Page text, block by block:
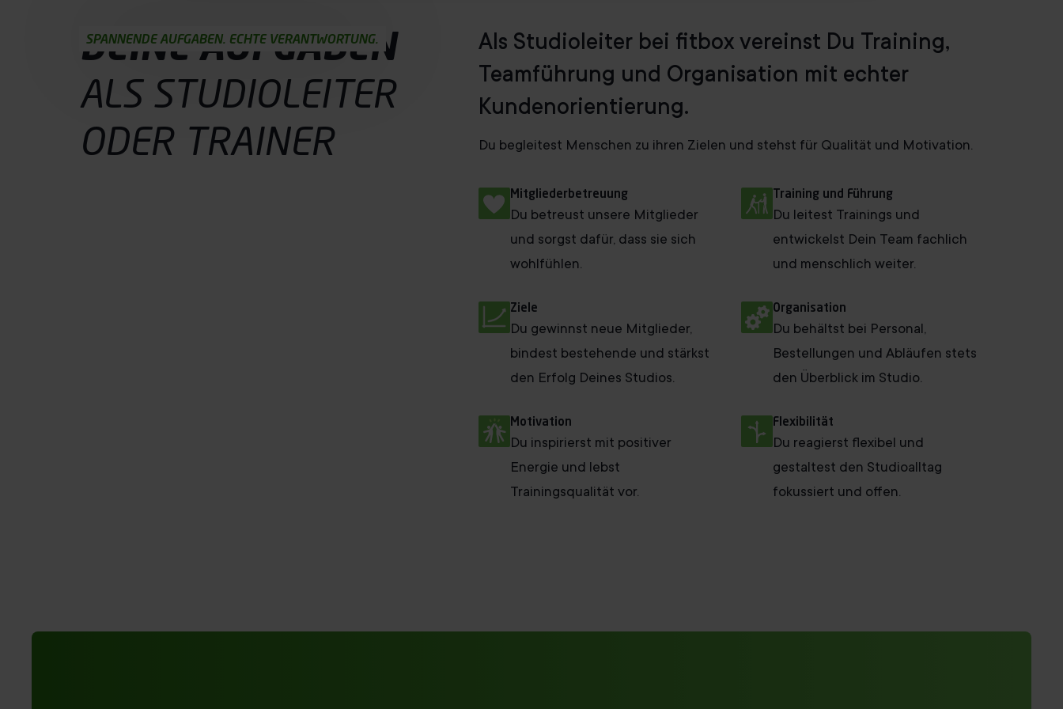
w
a
h
SPANNENDE AUFGABEN. ECHTE VERANTWORTUNG.
DEINE AUFGABEN
ALS STUDIOLEITER
ODER TRAINER
Als Studioleiter bei fitbox vereinst Du Training,
Teamführung und Organisation mit echter
Kundenorientierung.
Du begleitest Menschen zu ihren Zielen und stehst für Qualität und Motivation.
Mitgliederbetreuung
Du betreust unsere Mitglieder
und sorgst dafür, dass sie sich
wohlfühlen.
Training und Führung
Du leitest Trainings und
entwickelst Dein Team fachlich
und menschlich weiter.
Ziele
Du gewinnst neue Mitglieder,
bindest bestehende und stärkst
den Erfolg Deines Studios.
Organisation
Du behältst bei Personal,
Bestellungen und Abläufen stets
den Überblick im Studio.
Motivation
Du inspirierst mit positiver
Energie und lebst
Trainingsqualität vor.
Flexibilität
Du reagierst flexibel und
gestaltest den Studioalltag
fokussiert und offen.